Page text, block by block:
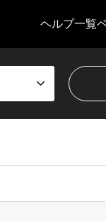
ヘルプ一覧